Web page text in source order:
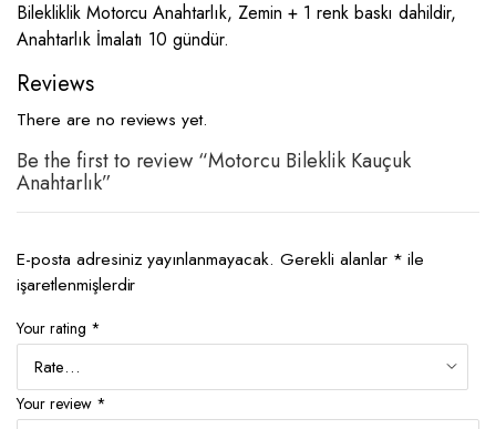
Bilekliklik Motorcu Anahtarlık, Zemin + 1 renk baskı dahildir,
Anahtarlık İmalatı 10 gündür.
Reviews
There are no reviews yet.
Be the first to review “Motorcu Bileklik Kauçuk
Anahtarlık”
E-posta adresiniz yayınlanmayacak. Gerekli alanlar * ile
işaretlenmişlerdir
Your rating *
Your review *